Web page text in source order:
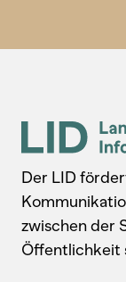
Der LID
zwischen der
Öffentlichkeit